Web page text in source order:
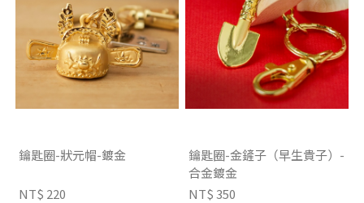
鑰匙圈-狀元帽-鍍金
NT$ 220
鑰匙圈-金鏟子（早生貴子）-
合金鍍金
NT$ 350